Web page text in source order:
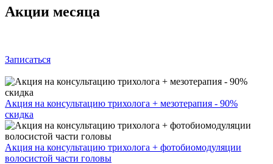
Акции месяца
Записаться
Акция на консультацию трихолога + мезотерапия - 90%
скидка
Акция на консультацию трихолога + фотобиомодуляции
волосистой части головы